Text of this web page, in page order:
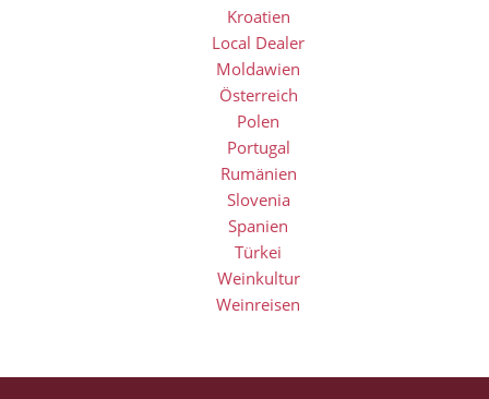
Kroatien
Local Dealer
Moldawien
Österreich
Polen
Portugal
Rumänien
Slovenia
Spanien
Türkei
Weinkultur
Weinreisen